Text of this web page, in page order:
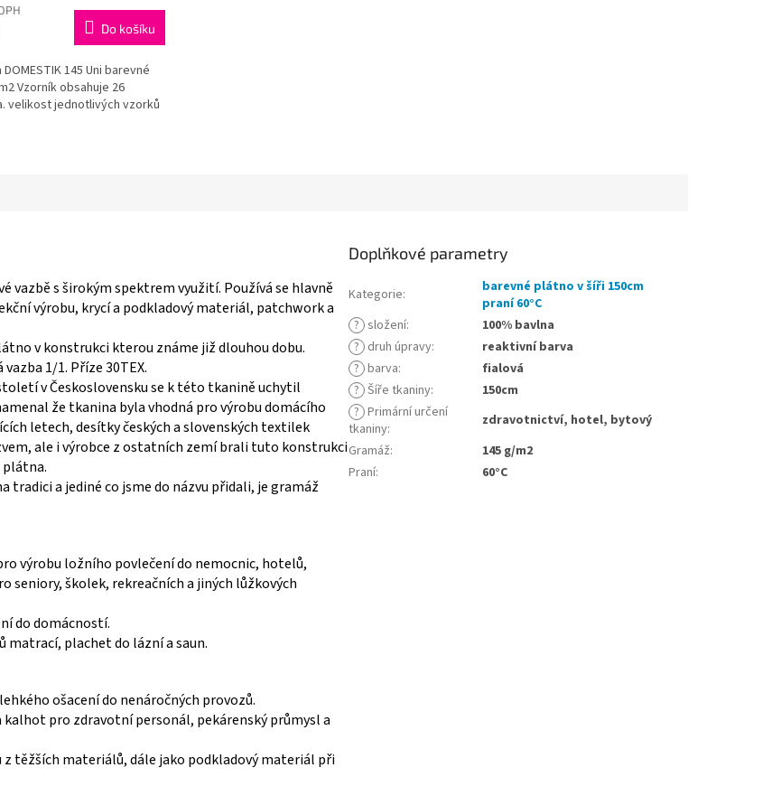
Do košíku
145 Uni barevné
Vzorník obsahuje 26
velikost jednotlivých vzorků
vazbě s širokým spektrem využití. Používá se hlavně
výrobu, krycí a podkladový materiál, patchwork a
v konstrukci kterou známe již dlouhou dobu.
1/1. Příze 30TEX.
v Československu se k této tkanině uchytil
že tkanina byla vhodná pro výrobu domácího
letech, desítky českých a slovenských textilek
ale i výrobce z ostatních zemí brali tuto konstrukci
plátna.
tradici a jediné co jsme do názvu přidali, je gramáž
výrobu ložního povlečení do nemocnic, hotelů,
seniory, školek, rekreačních a jiných lůžkových
do domácností.
matrací, plachet do lázní a saun.
ošacení do nenáročných provozů.
pro zdravotní personál, pekárenský průmysl a
z těžších materiálů, dále jako podkladový materiál při
Doplňkové parametry
Kategorie:
barevné plátno v šíři 150cm
praní 60°C
? složení:
100% bavlna
? druh úpravy:
reaktivní barva
? barva:
fialová
? Šíře tkaniny:
150cm
? Primární určení
tkaniny:
zdravotnictví, hotel, bytový
Gramáž:
145 g/m2
Praní: 60°C